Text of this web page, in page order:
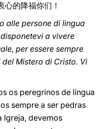
的降福你们！
alle persone di lingua
a vivere
per essere sempre
Mistero di Cristo. Vi
os peregrinos de língua
sempre a ser pedras
Igreja, devemos